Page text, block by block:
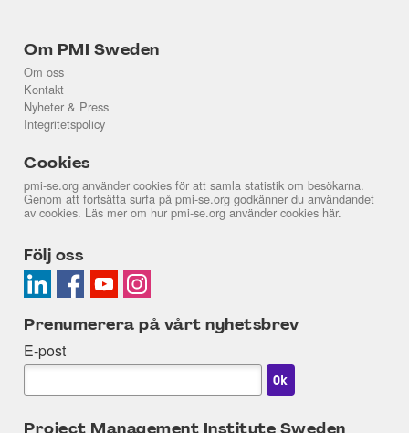
Om PMI Sweden
Om oss
Kontakt
Nyheter & Press
Integritetspolicy
Cookies
pmi-se.org använder cookies för att samla statistik om besökarna.
Genom att fortsätta surfa på pmi-se.org godkänner du användandet
av cookies. Läs mer om hur pmi-se.org använder cookies här.
Följ oss
Prenumerera på vårt nyhetsbrev
E-post
Project Management Institute Sweden